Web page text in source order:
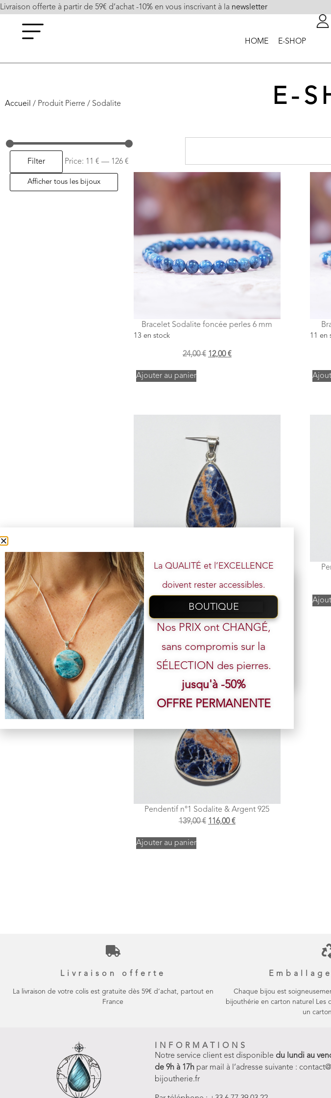
Livraison offerte à partir de 59€ d’achat -10% en vous inscrivant à la newsletter
HOME E-SHOP
E-
Accueil / Produit Pierre / Sodalite
Filter Price: 11 € — 126 €
Afficher tous les bijoux
Bracelet Sodalite foncée perles 6 mm
13 en stock
24,00€ 12,00€
Ajouter au panier
11 en
Pendentif n°4 Sodalite & Argent 925
Ajouter au panier
Pendentif n°1 Sodalite & Argent 925
139,00€ 116,00€
Ajouter au panier
Livraison offerte
La livraison de votre colis est gratuite dès 59€ d’achat, partout en
France
Chaque bijou est
bijouthérie en carton naturel Les
un
INFORMATIONS
Notre service client est disponible du lundi au
de 9h à 17h par mail à l’adresse suivante :
bijoutherie.fr
La QUALITÉ et l’EXCELLENCE
doivent rester accessibles.
BOUTIQUE
Nos PRIX ont CHANGÉ,
sans compromis sur la
SÉLECTION des pierres.
jusqu'à -50%
OFFRE PERMANENTE